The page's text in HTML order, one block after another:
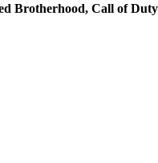
Brotherhood, Call of